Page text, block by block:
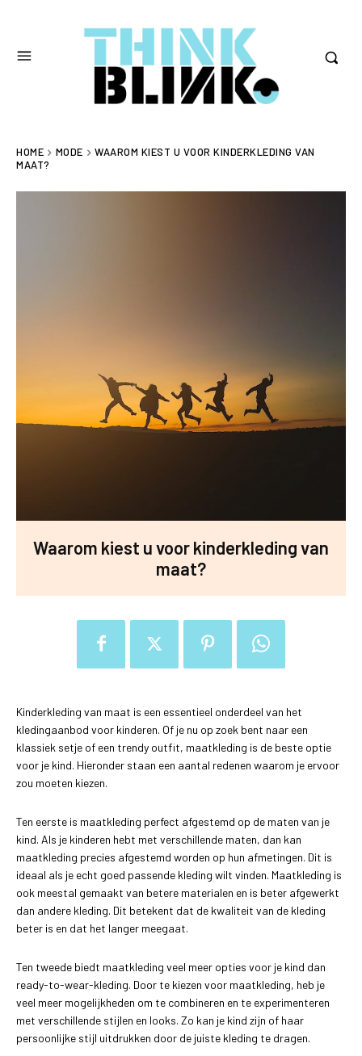
HOME MODE
WAAROM KIEST U VOOR KINDERKLEDING VAN
MAAT?
Waarom kiest u voor kinderkleding van
maat?
Kinderkleding van maat is een essentieel onderdeel van het
kledingaanbod voor kinderen. Of je nu op zoek bent naar een
klassiek setje of een trendy outfit, maatkleding is de beste optie
voor je kind. Hieronder staan een aantal redenen waarom je ervoor
zou moeten kiezen.
Ten eerste is maatkleding perfect afgestemd op de maten van je
kind. Als je kinderen hebt met verschillende maten, dan kan
maatkleding precies afgestemd worden op hun afmetingen. Dit is
ideaal als je echt goed passende kleding wilt vinden. Maatkleding is
ook meestal gemaakt van betere materialen en is beter afgewerkt
dan andere kleding. Dit betekent dat de kwaliteit van de kleding
beter is en dat het langer meegaat.
Ten tweede biedt maatkleding veel meer opties voor je kind dan
ready-to-wear-kleding. Door te kiezen voor maatkleding, heb je
veel meer mogelijkheden om te combineren en te experimenteren
met verschillende stijlen en looks. Zo kan je kind zijn of haar
persoonlijke stijl uitdrukken door de juiste kleding te dragen.